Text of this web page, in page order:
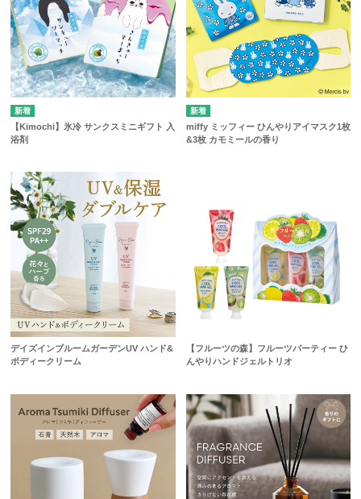
【Kimochi】氷冷 サンクスミニギフト 入
浴剤
miffy ミッフィー ひんやりアイマスク1枚
&3枚 カモミールの香り
デイズインブルームガーデンUV ハンド&
ボディークリーム
【フルーツの森】フルーツパーティー ひ
んやりハンドジェルトリオ